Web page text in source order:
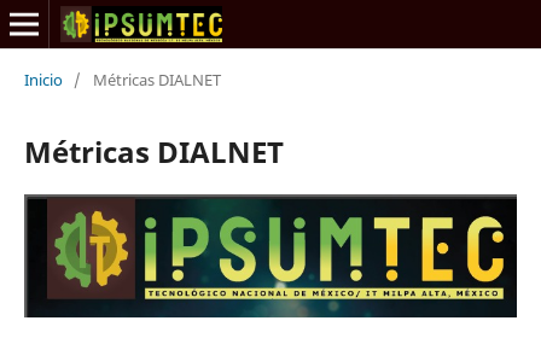
Inicio / Métricas DIALNET
Métricas DIALNET